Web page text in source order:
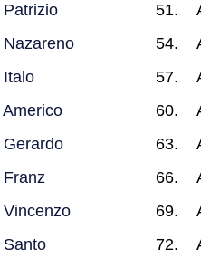
Patrizio
Nazareno
Italo
Americo
Gerardo
Franz
Vincenzo
Santo